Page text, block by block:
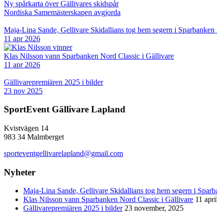
Ny spårkarta över Gällivares skidspår
Nordiska Samemästerskapen avgjorda
Maja-Lina Sande, Gellivare Skidallians tog hem segern i
11 apr 2026
Klas Nilsson vann Sparbanken Nord Classic i Gällivare
11 apr 2026
Gällivarepremiären 2025 i bilder
23 nov 2025
SportEvent Gällivare Lapland
Kvistvägen 14
983 34 Malmberget
sporteventgellivarelapland@gmail.com
Nyheter
Maja-Lina Sande, Gellivare Skidallians tog hem segern i
Klas Nilsson vann Sparbanken Nord Classic i Gällivare 11
Gällivarepremiären 2025 i bilder 23 november, 2025